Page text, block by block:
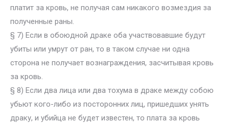
платит за кровь, не получая сам никакого возмездия за
полученные раны.
§ 7) Если в обоюдной драке оба участвовавшие будут
убиты или умрут от ран, то в таком случае ни одна
сторона не получает вознаграждения, засчитывая кровь
за кровь.
§ 8) Если два лица или два тохума в драке между собою
убьют кого-либо из посторонних лиц, пришедших унять
драку, и убийца не будет известен, то плата за кровь